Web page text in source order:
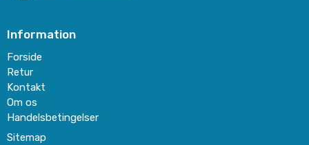
Information
Forside
Retur
Kontakt
Om os
Handelsbetingelser
Sitemap